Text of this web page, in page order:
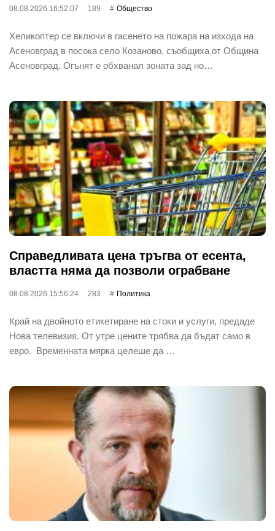
08.08.2026 16:52:07 189 Общество
Хеликоптер се включи в гасенето на пожара на изхода на
Асеновград в посока село Козаново, съобщиха от Община
Асеновград. Огънят е обхванал зоната зад но…
Справедливата цена тръгва от есента,
властта няма да позволи ограбване
08.08.2026 15:56:24 283 Политика
Край на двойното етикетиране на стоки и услуги, предаде
Нова телевизия. От утре цените трябва да бъдат само в
евро. Временната мярка целеше да …